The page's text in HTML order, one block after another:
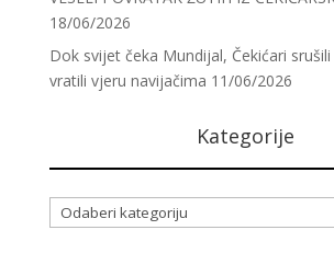
18/06/2026
Dok svijet čeka Mundijal, Čekićari
vratili vjeru navijačima 11/06/2026
Kategorije
Kategorije